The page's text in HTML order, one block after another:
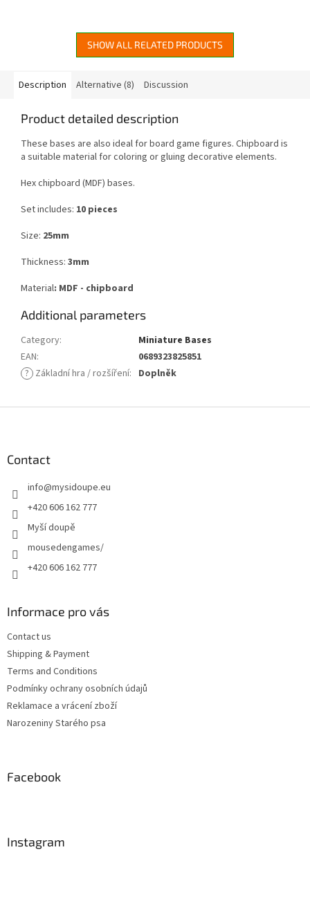
SHOW ALL RELATED PRODUCTS
Description Alternative (8) Discussion
Product detailed description
These bases are also ideal for board game figures. Chipboard is
a suitable material for coloring or gluing decorative elements.
Hex chipboard (MDF) bases.
Set includes: 10 pieces
Size: 25mm
Thickness: 3mm
Material: MDF - chipboard
Additional parameters
Category:
Miniature Bases
EAN:
0689323825851
? Základní hra / rozšíření: Doplněk
Contact
info@mysidoupe.eu
+420 606 162 777
Myší doupě
mousedengames/
+420 606 162 777
Informace pro vás
Contact us
Shipping & Payment
Terms and Conditions
Podmínky ochrany osobních údajů
Reklamace a vrácení zboží
Narozeniny Starého psa
Facebook
Instagram